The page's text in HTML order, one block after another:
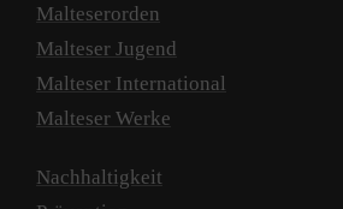
Malteserorden
Malteser Jugend
Malteser International
Malteser Werke
Nachhaltigkeit